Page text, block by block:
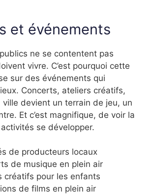
et événements
ne se contentent pas
vivre. C’est pourquoi cette
sur des événements qui
Concerts, ateliers créatifs,
devient un terrain de jeu, un
Et c’est magnifique, de voir la
se développer.
de producteurs locaux
de musique en plein air
créatifs pour les enfants
de films en plein air